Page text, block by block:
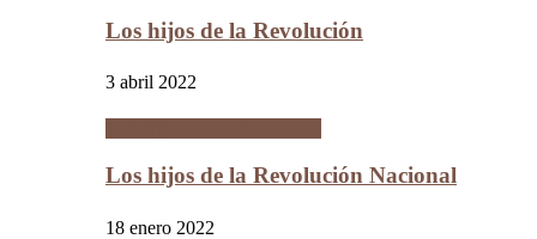
Los hijos de la Revolución
3 abril 2022
Los hijos de la Revolución Nacional
18 enero 2022